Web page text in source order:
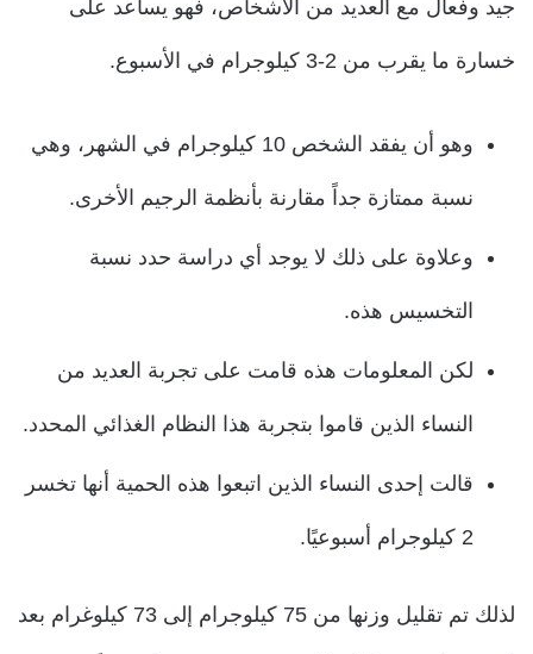
جيد وفعال مع العديد من الأشخاص، فهو يساعد على
خسارة ما يقرب من 2-3 كيلوجرام في الأسبوع.
وهو أن يفقد الشخص 10 كيلوجرام في الشهر، وهي
نسبة ممتازة جداً مقارنة بأنظمة الرجيم الأخرى.
وعلاوة على ذلك لا يوجد أي دراسة حدد نسبة
التخسيس هذه.
لكن المعلومات هذه قامت على تجربة العديد من
النساء الذين قاموا بتجربة هذا النظام الغذائي المحدد.
قالت إحدى النساء الذين اتبعوا هذه الحمية أنها تخسر
2 كيلوجرام أسبوعيًا.
لذلك تم تقليل وزنها من 75 كيلوجرام إلى 73 كيلوغرام بعد